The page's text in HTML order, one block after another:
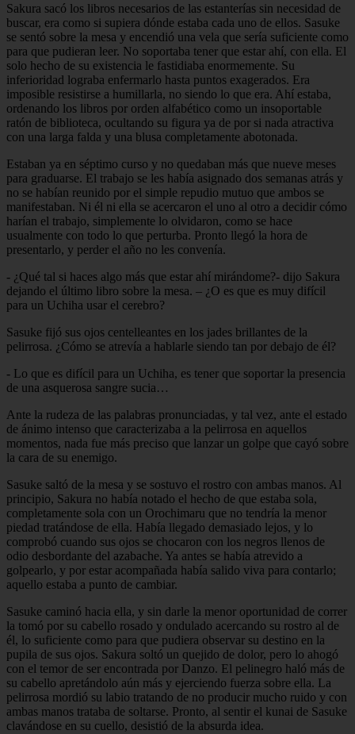
Sakura sacó los libros necesarios de las estanterías sin necesidad de
buscar, era como si supiera dónde estaba cada uno de ellos. Sasuke
se sentó sobre la mesa y encendió una vela que sería suficiente como
para que pudieran leer. No soportaba tener que estar ahí, con ella. El
solo hecho de su existencia le fastidiaba enormemente. Su
inferioridad lograba enfermarlo hasta puntos exagerados. Era
imposible resistirse a humillarla, no siendo lo que era. Ahí estaba,
ordenando los libros por orden alfabético como un insoportable
ratón de biblioteca, ocultando su figura ya de por si nada atractiva
con una larga falda y una blusa completamente abotonada.
Estaban ya en séptimo curso y no quedaban más que nueve meses
para graduarse. El trabajo se les había asignado dos semanas atrás y
no se habían reunido por el simple repudio mutuo que ambos se
manifestaban. Ni él ni ella se acercaron el uno al otro a decidir cómo
harían el trabajo, simplemente lo olvidaron, como se hace
usualmente con todo lo que perturba. Pronto llegó la hora de
presentarlo, y perder el año no les convenía.
- ¿Qué tal si haces algo más que estar ahí mirándome?- dijo Sakura
dejando el último libro sobre la mesa. – ¿O es que es muy difícil
para un Uchiha usar el cerebro?
Sasuke fijó sus ojos centelleantes en los jades brillantes de la
pelirrosa. ¿Cómo se atrevía a hablarle siendo tan por debajo de él?
- Lo que es difícil para un Uchiha, es tener que soportar la presencia
de una asquerosa sangre sucia…
Ante la rudeza de las palabras pronunciadas, y tal vez, ante el estado
de ánimo intenso que caracterizaba a la pelirrosa en aquellos
momentos, nada fue más preciso que lanzar un golpe que cayó sobre
la cara de su enemigo.
Sasuke saltó de la mesa y se sostuvo el rostro con ambas manos. Al
principio, Sakura no había notado el hecho de que estaba sola,
completamente sola con un Orochimaru que no tendría la menor
piedad tratándose de ella. Había llegado demasiado lejos, y lo
comprobó cuando sus ojos se chocaron con los negros llenos de
odio desbordante del azabache. Ya antes se había atrevido a
golpearlo, y por estar acompañada había salido viva para contarlo;
aquello estaba a punto de cambiar.
Sasuke caminó hacia ella, y sin darle la menor oportunidad de correr
la tomó por su cabello rosado y ondulado acercando su rostro al de
él, lo suficiente como para que pudiera observar su destino en la
pupila de sus ojos. Sakura soltó un quejido de dolor, pero lo ahogó
con el temor de ser encontrada por Danzo. El pelinegro haló más de
su cabello apretándolo aún más y ejerciendo fuerza sobre ella. La
pelirrosa mordió su labio tratando de no producir mucho ruido y con
ambas manos trataba de soltarse. Pronto, al sentir el kunai de Sasuke
clavándose en su cuello, desistió de la absurda idea.